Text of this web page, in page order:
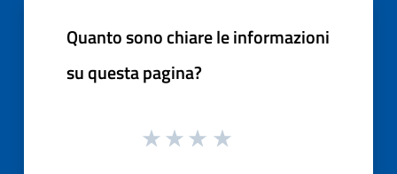
Quanto sono chiare le informazioni
su questa pagina?